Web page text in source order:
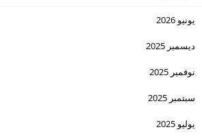
يونيو 2026
ديسمبر 2025
نوفمبر 2025
سبتمبر 2025
يوليو 2025